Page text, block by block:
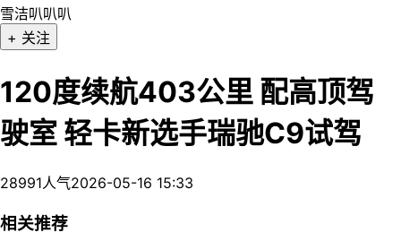
雪洁叭叭叭
+ 关注
120度续航403公里 配高顶驾
驶室 轻卡新选手瑞驰C9试驾
28991人气2026-05-16 15:33
相关推荐